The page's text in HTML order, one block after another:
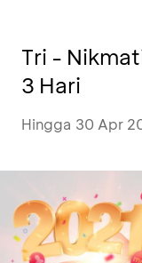
Tri -
3 Hari
Hingga 30 Apr